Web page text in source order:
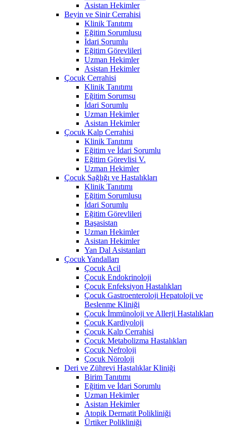
Asistan Hekimler
Beyin ve Sinir Cerrahisi
Klinik Tanıtımı
Eğitim Sorumlusu
İdari Sorumlu
Eğitim Görevlileri
Uzman Hekimler
Asistan Hekimler
Çocuk Cerrahisi
Klinik Tanıtımı
Eğitim Sorumsu
İdari Sorumlu
Uzman Hekimler
Asistan Hekimler
Çocuk Kalp Cerrahisi
Klinik Tanıtımı
Eğitim ve İdari Sorumlu
Eğitim Görevlisi V.
Uzman Hekimler
Çocuk Sağlığı ve Hastalıkları
Klinik Tanıtımı
Eğitim Sorumlusu
İdari Sorumlu
Eğitim Görevlileri
Başasistan
Uzman Hekimler
Asistan Hekimler
Yan Dal Asistanları
Çocuk Yandalları
Çocuk Acil
Çocuk Endokrinoloji
Çocuk Enfeksiyon Hastalıkları
Çocuk Gastroenteroloji Hepatoloji ve
Beslenme Kliniği
Çocuk İmmünoloji ve Allerji Hastalıkları
Çocuk Kardiyoloji
Çocuk Kalp Cerrahisi
Çocuk Metabolizma Hastalıkları
Çocuk Nefroloji
Çocuk Nöroloji
Deri ve Zührevi Hastalıklar Kliniği
Birim Tanıtımı
Eğitim ve İdari Sorumlu
Uzman Hekimler
Asistan Hekimler
Atopik Dermatit Polikliniği
Ürtiker Polikliniği